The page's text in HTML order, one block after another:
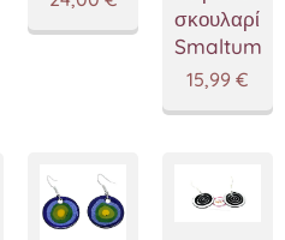
Smaltum
15,99 €